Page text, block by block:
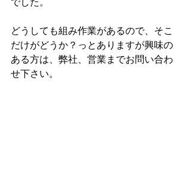
でした。
どうしても組み作業があるので、そこ
だけがどうか？っとありますが興味の
ある方は、弊社、営業までお問い合わ
せ下さい。